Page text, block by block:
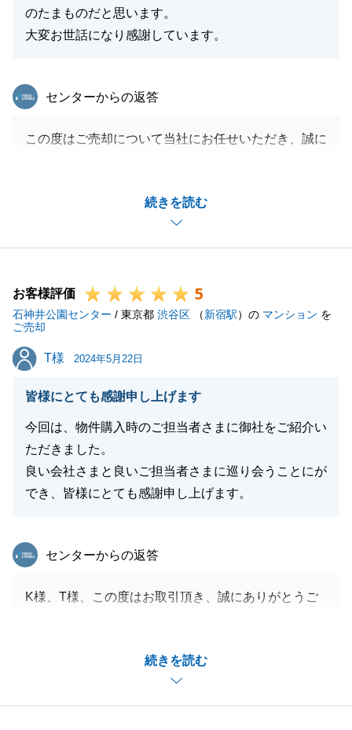
のたまものだと思います。
大変お世話になり感謝しています。
続きを読む
東急リバブル
センターからの返答
この度はご売却について当社にお任せいただき、誠に
りが多くありましたが、すべてスピーディにご対応く
ださったおかげで、お引渡しまでスムーズに進むこと
ができました。
ください。
今後ともどうぞよろしくお願いいたします。
お客様評価 5
石神井公園センター / 東京都 渋谷区 （新宿駅）の マンション を
ご売却
T様
T様 2024年5月22日
皆様にとても感謝申し上げます
今回は、物件購入時のご担当者さまに御社をご紹介い
ただきました。
良い会社さまと良いご担当者さまに巡り会うことにが
でき、皆様にとても感謝申し上げます。
続きを読む
東急リバブル
センターからの返答
K様、T様、この度はお取引頂き、誠にありがとうご
中、ご内見やご契約等、都度日程調整頂き、誠にあり
スムーズなお取引となったのもK様・T様にご協力頂